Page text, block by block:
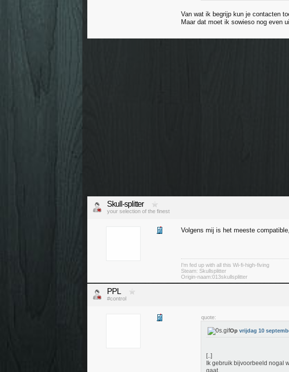
Van wat ik begrijp kun je contacten
Maar dat moet ik sowieso nog even
Skull-splitter
your selection of the finest
Volgens mij is het meeste
I'm fed up with all this Wi-fi-high-fiving
Steam: Skullsplitter
Origin-naam:013skullsplitter
PPL
#control
quote:
Op vrijdag 10
[..]
Ik gebruik bijvoorbeeld nogal
gaat.